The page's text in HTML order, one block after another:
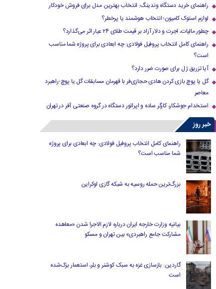
راهنمای خرید دستگاه وندینگ: انتخاب بهترین مدل برای فروش خودکار
لوازم استوک کامیون؛ انتخاب هوشمند یا پرخطر؟
چطور مالیات، اجرت و دلار آزاد بر قیمت طلای ۲۴ عیار اثر می‌گذارد؟
راهنمای کامل انتخاب پروفیل فولادی: چه ابعادی برای پروژه شما مناسب
است؟
آیا تزریق ژل برای صورت ضرر دارد​؟
گل یا پوچ بازی کردن هادی حجازی‌فر با قهرمان مسابقات گل یا پوچ-راهبرد
معاصر
استخدام جوشکار، کارگر ساده و اپراتور دستگاه در گروه صنعتی آفر در تهران
خبر روز
راهنمای کامل انتخاب پروفیل فولادی: چه ابعادی برای پروژه
شما مناسب است؟
بزرگ‌ترین حمله روسیه به شبکه گازی اوکراین
بیانیه وزارت خارجه ایران درباره لازم‌ الاجرا شدن «معاهده
مشارکت جامع راهبردی» بین تهران و مسکو
گاردین: بازسازی غزه به سبک کوشنر و بلر، استعمار بزک‌شده
است